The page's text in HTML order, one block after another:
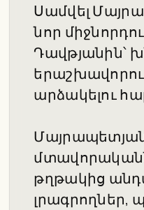
Սամվել
նոր
Դավթյանին՝
արձակելու
թղթակից
լրագրողներ,